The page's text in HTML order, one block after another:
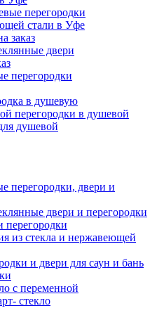
перегородки
стали в Уфе
заказ
двери
перегородки
в душевую
перегородки в душевой
душевой
перегородки, двери и
двери и перегородки
перегородки
из стекла и нержавеющей
и двери для саун и бань
с переменной
стекло